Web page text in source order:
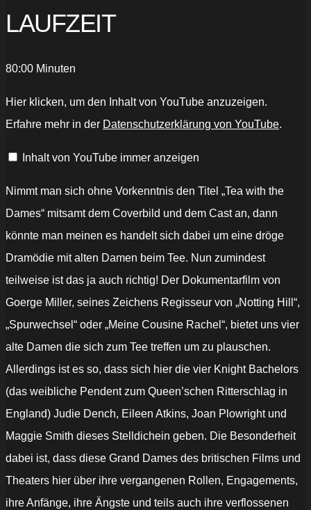
LAUFZEIT
80:00 Minuten
„TEA
WITH
DAMES
Deutsch
von
anzeigen
Hier klicken, um den Inhalt von YouTube anzuzeigen.
Erfahre mehr in der Datenschutzerklärung von YouTube.
Inhalt von YouTube immer anzeigen
Nimmt man sich ohne Vorkenntnis den Titel „Tea with the
Dames“ mitsamt dem Coverbild und dem Cast an, dann
könnte man meinen es handelt sich dabei um eine dröge
Dramödie mit alten Damen beim Tee. Nun zumindest
teilweise ist das ja auch richtig! Der Dokumentarfilm von
Goerge Miller, seines Zeichens Regisseur von „Notting Hill“,
„Spurwechsel“ oder „Meine Cousine Rachel“, bietet uns vier
alte Damen die sich zum Tee treffen um zu plauschen.
Allerdings ist es so, dass sich hier die vier Knight Bachelors
(das weibliche Pendent zum Queen’schen Ritterschlag in
England) Judie Dench, Eileen Atkins, Joan Plowright und
Maggie Smith dieses Stelldichein geben. Die Besonderheit
dabei ist, dass diese Grand Dames des britischen Films und
Theaters hier über ihre vergangenen Rollen, Engagements,
ihre Anfänge, ihre Ängste und teils auch ihre verflossenen